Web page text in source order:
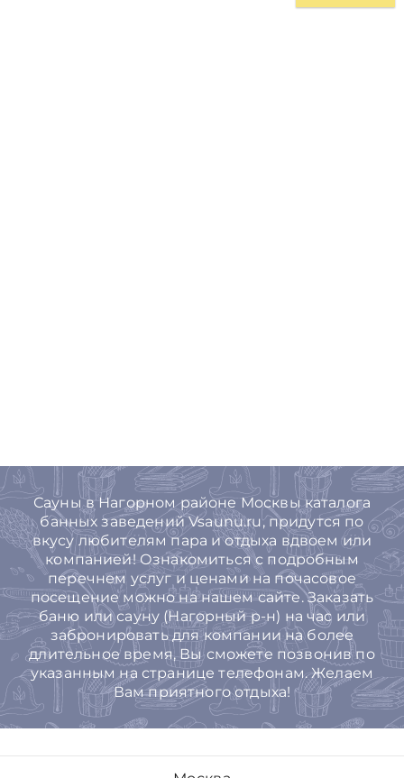
Сауны в Нагорном районе Москвы каталога
банных заведений Vsaunu.ru, придутся по
вкусу любителям пара и отдыха вдвоем или
компанией! Ознакомиться с подробным
перечнем услуг и ценами на почасовое
посещение можно на нашем сайте. Заказать
баню или сауну (Нагорный р-н) на час или
забронировать для компании на более
длительное время, Вы cможете позвонив по
указанным на странице телефонам. Желаем
Вам приятного отдыха!